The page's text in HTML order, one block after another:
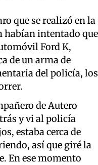
que se realizó en la
habían intentado que
Ford K,
de un arma de
del policía, los
de Autero
y vi al policía
estaba cerca de
así que giré la
En ese momento